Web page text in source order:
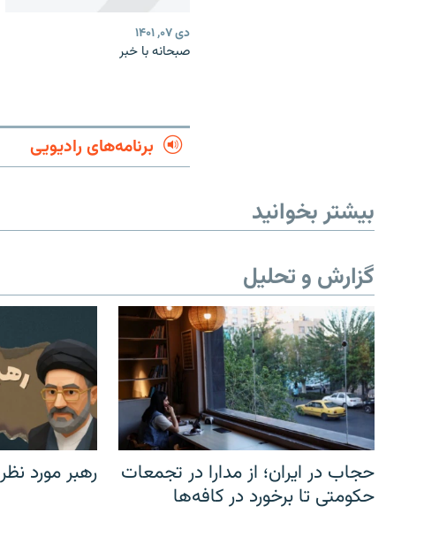
دی ۰۷, ۱۴۰۱
صبحانه با خبر
برنامه‌های رادیویی
بیشتر بخوانید
گزارش و تحلیل
حجاب در ایران؛ از مدارا در تجمعات
حکومتی تا برخورد در کافه‌ها
رهبر مورد